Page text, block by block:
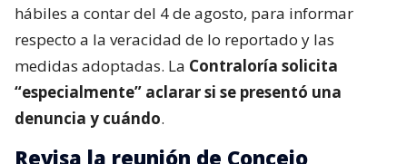
hábiles a contar del 4 de agosto, para informar
respecto a la veracidad de lo reportado y las
medidas adoptadas. La Contraloría solicita
“especialmente” aclarar si se presentó una
denuncia y cuándo.
Revisa la reunión de Concejo